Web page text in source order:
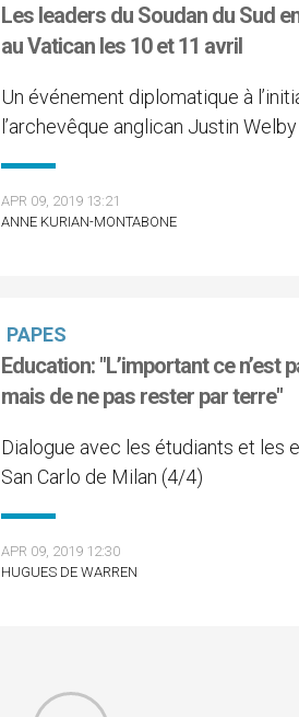
Les leaders du Soudan du Sud
au Vatican les 10 et 11 avril
Un événement diplomatique à
l’archevêque anglican Justin Welby
APR 09, 2019 13:21
ANNE KURIAN-MONTABONE
PAPES
Education: "L’important ce n’est
mais de ne pas rester par terre"
Dialogue avec les étudiants et les
San Carlo de Milan (4/4)
APR 09, 2019 12:30
HUGUES DE WARREN